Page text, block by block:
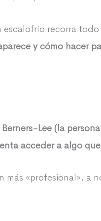
escalofrío recorra
y cómo hacer
Lee (la
acceder a algo
más «profesional», a